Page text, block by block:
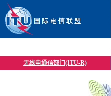
无线电通信部门(ITU-R)